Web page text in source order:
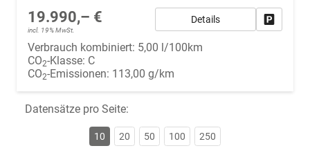
19.990,– €
incl. 19% MwSt.
Details
Verbrauch kombiniert: 5,00 l/100km
CO2-Klasse: C
CO2-Emissionen: 113,00 g/km
Datensätze pro Seite:
10 20 50 100 250